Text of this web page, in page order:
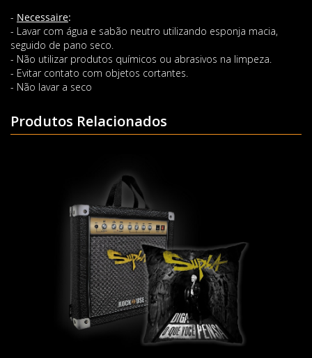
- Necessaire:
- Lavar com água e sabão neutro utilizando esponja macia,
seguido de pano seco.
- Não utilizar produtos químicos ou abrasivos na limpeza.
- Evitar contato com objetos cortantes.
- Não lavar a seco
Produtos Relacionados